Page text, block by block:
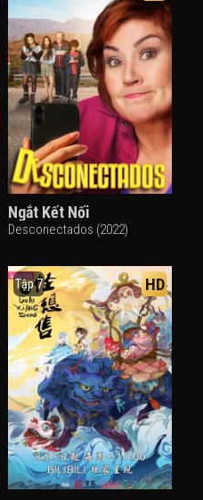
Ngắt Kết Nối
Desconectados (2022)
Tập 7 HD